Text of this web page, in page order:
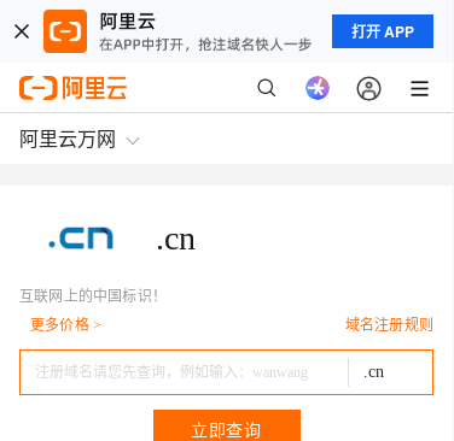
打开 APP
阿里云万网
.cn
互联网上的中国标识！
更多价格 >
域名注册规则
.cn
立即查询